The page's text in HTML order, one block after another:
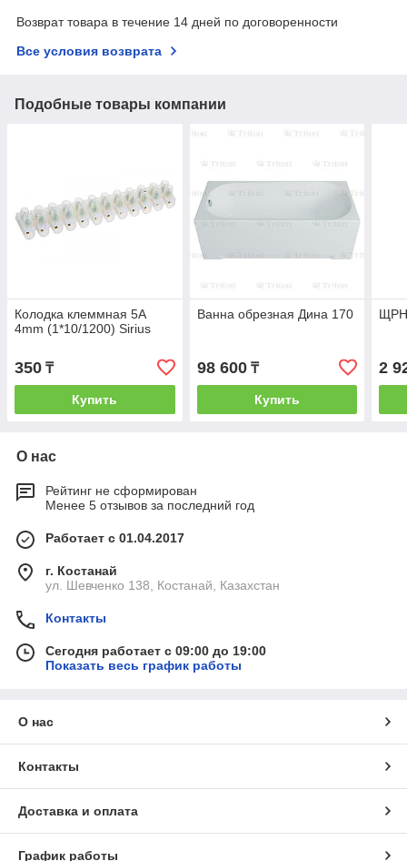
Возврат товара в течение 14 дней по договоренности
Все условия возврата
Подобные товары компании
Колодка клеммная 5А
4mm (1*10/1200) Sirius
350 ₸
Купить
Ванна обрезная Дина 170
98 600₸
Купить
2
О нас
Рейтинг не сформирован
Менее 5 отзывов за последний год
Работает с 01.04.2017
г. Костанай
ул. Шевченко 138, Костанай, Казахстан
Контакты
Сегодня работает с 09:00 до 19:00
Показать весь график работы
О нас
Контакты
Доставка и оплата
График работы